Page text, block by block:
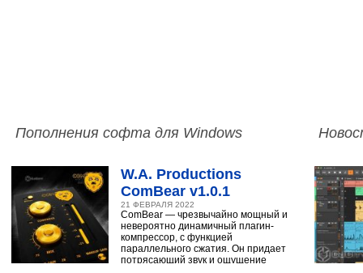
Пополнения софта для Windows
W.A. Productions
ComBear v1.0.1
21 ФЕВРАЛЯ 2022
ComBear — чрезвычайно мощный и
невероятно динамичный плагин-
компрессор, с функцией
параллельного сжатия. Он придает
потрясающий звук и ощущение